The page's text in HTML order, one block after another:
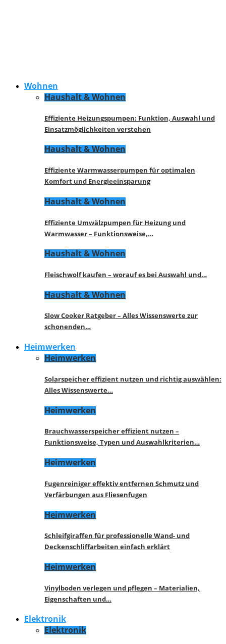
Wohnen
Haushalt & Wohnen
Effiziente Heizungspumpen: Funktion, Auswahl und
Einsatzmöglichkeiten verstehen
Haushalt & Wohnen
Effiziente Warmwasserpumpen für optimalen
Komfort und Energieeinsparung
Haushalt & Wohnen
Effiziente Umwälzpumpen für Heizung und
Warmwasser – Funktionsweise,…
Haushalt & Wohnen
Fleischwolf kaufen – worauf es bei Auswahl und…
Haushalt & Wohnen
Slow Cooker Ratgeber – Alles Wissenswerte zur
schonenden…
Heimwerken
Heimwerken
Solarspeicher effizient nutzen und richtig auswählen:
Alles Wissenswerte…
Heimwerken
Brauchwasserspeicher effizient nutzen –
Funktionsweise, Typen und Auswahlkriterien…
Heimwerken
Fugenreiniger effektiv entfernen Schmutz und
Verfärbungen aus Fliesenfugen
Heimwerken
Schleifgiraffen für professionelle Wand- und
Deckenschliffarbeiten einfach erklärt
Heimwerken
Vinylboden verlegen und pflegen – Materialien,
Eigenschaften und…
Elektronik
Elektronik